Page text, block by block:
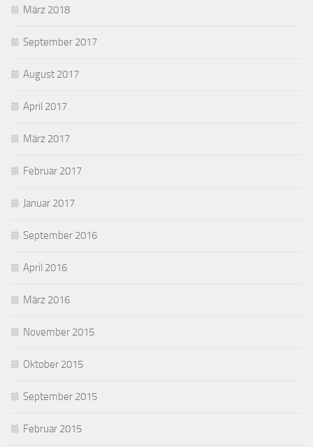
März 2018
September 2017
August 2017
April 2017
März 2017
Februar 2017
Januar 2017
September 2016
April 2016
März 2016
November 2015
Oktober 2015
September 2015
Februar 2015